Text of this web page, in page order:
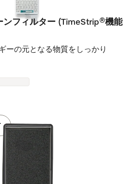
ンフィルター (TimeStrip®機能
ーの元となる物質をしっかり